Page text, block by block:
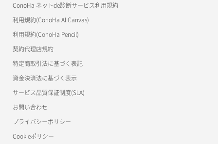
リスナー削除
リスナー更新
リスナー詳細取得
ロードバランサー一覧取得
ロードバランサー削除
ロードバランサー更新
ロードバランサー詳細取得
一時的Web公開
s3cmd
公開API(ConoHa VPS Ver.2.0)
ConoHa ネットde診断サービス利用規約
利用規約(ConoHa AI Canvas)
利用規約(ConoHa Pencil)
契約代理店規約
特定商取引法に基づく表記
資金決済法に基づく表示
サービス品質保証制度(SLA)
お問い合わせ
プライバシーポリシー
Cookieポリシー